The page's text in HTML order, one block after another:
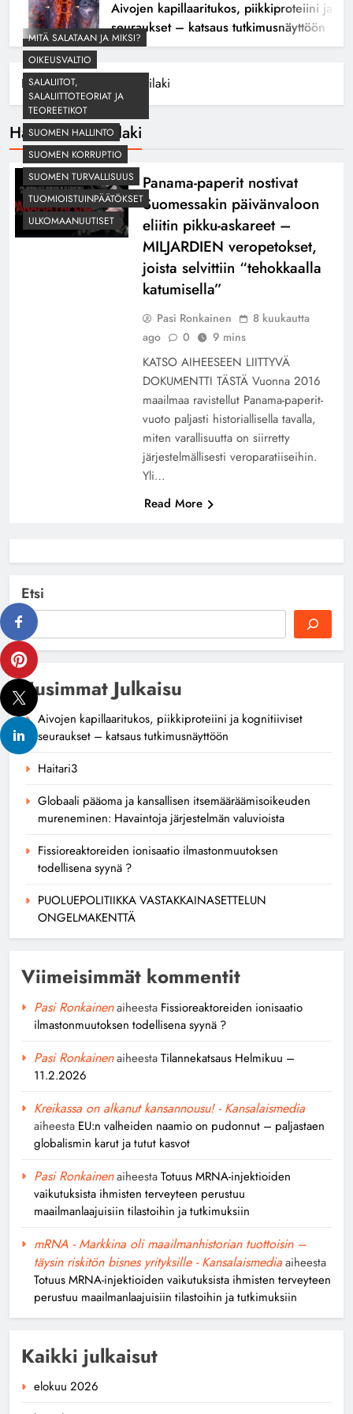
Aivojen kapillaaritukos, piikkiproteiini ja
seuraukset – katsaus tutkimusnäyttöön
Home Hallintarekisterilaki
Hallintarekisterilaki
MITÄ SALATAAN JA MIKSI?
OIKEUSVALTIO
SALALIITOT,
SALALIITTOTEORIAT JA
TEOREETIKOT
SUOMEN HALLINTO
SUOMEN KORRUPTIO
SUOMEN TURVALLISUUS
TUOMIOISTUINPÄÄTÖKSET
ULKOMAANUUTISET
Panama-paperit nostivat
Suomessakin päivänvaloon
eliitin pikku-askareet –
MILJARDIEN veropetokset,
joista selvittiin “tehokkaalla
katumisella”
Pasi Ronkainen
8 kuukautta
ago
0 9 mins
KATSO AIHEESEEN LIITTYVÄ
DOKUMENTTI TÄSTÄ Vuonna 2016
maailmaa ravistellut Panama-paperit-
vuoto paljasti historiallisella tavalla,
miten varallisuutta on siirretty
järjestelmällisesti veroparatiiseihin.
Yli…
Read More
Etsi
Uusimmat Julkaisu
Aivojen kapillaaritukos, piikkiproteiini ja kognitiiviset
seuraukset – katsaus tutkimusnäyttöön
Haitari3
Globaali pääoma ja kansallisen itsemääräämisoikeuden
mureneminen: Havaintoja järjestelmän valuvioista
Fissioreaktoreiden ionisaatio ilmastonmuutoksen
todellisena syynä ?
PUOLUEPOLITIIKKA VASTAKKAINASETTELUN
ONGELMAKENTTÄ
Viimeisimmät kommentit
Pasi Ronkainenaiheesta Fissioreaktoreiden ionisaatio
ilmastonmuutoksen todellisena syynä ?
Pasi RonkainenaiheestaTilannekatsaus Helmikuu –
11.2.2026
Kreikassa on alkanut kansannousu! - Kansalaismedia
aiheesta EU:n valheiden naamio on pudonnut – paljastaen
globalismin karut ja tutut kasvot
Pasi RonkainenaiheestaTotuus MRNA-injektioiden
vaikutuksista ihmisten terveyteen perustuu
maailmanlaajuisiin tilastoihin ja tutkimuksiin
mRNA - Markkina oli maailmanhistorian tuottoisin –
täysin riskitön bisnes yrityksille - Kansalaismediaaiheesta
Totuus MRNA-injektioiden vaikutuksista ihmisten terveyteen
perustuu maailmanlaajuisiin tilastoihin ja tutkimuksiin
Kaikki julkaisut
elokuu 2026